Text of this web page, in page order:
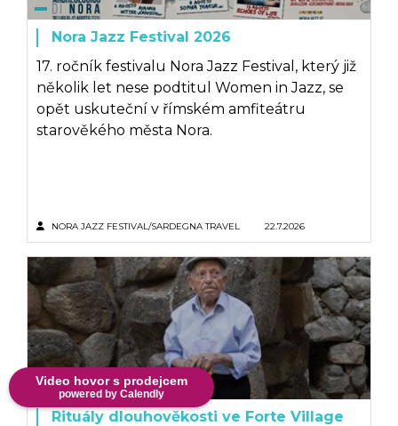
Video hovor s prodejcem
powered by Calendly
Nora Jazz Festival 2026
17. ročník festivalu Nora Jazz Festival, který již
několik let nese podtitul Women in Jazz, se
opět uskuteční v římském amfiteátru
starověkého města Nora.
NORA JAZZ FESTIVAL/SARDEGNA TRAVEL 22.7.2026
Rituály dlouhověkosti ve Forte Village